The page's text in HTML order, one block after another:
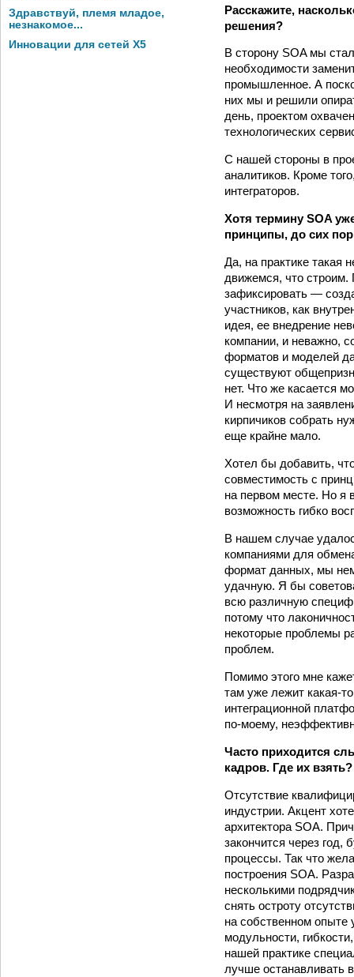
Здравствуй, племя младое,
незнакомое...
Инновации для сетей X5
Расскажите,
ре­шения?
В сторону SOA мы
необходимости
промышленное. А
них мы и решили
день, проектом
технологических
С нашей стороны в
аналитиков. Кроме
интеграторов.
Хотя термину SOA
принципы, до сих
Да, на практике такая
движемся, что строим.
зафиксировать —
участников, как
идея, ее внедрение
компании, и неважно,
форматов и моделей
существуют
нет. Что же касается
И несмотря на
кирпичиков собрать
еще крайне мало.
Хотел бы добавить,
совместимость с
на первом месте. Но я
возможность гибко
В нашем случае
компаниями для
формат данных, мы
удачную. Я бы
всю различную
потому что
некоторые проблемы
проблем.
Помимо этого мне
там уже лежит
интеграционной
по‑моему,
Часто приходится
кадров. Где их взять?
Отсутствие
индуст­рии. Акцент
архитектора SOA.
закончится через год,
процессы. Так что
построения SOA.
несколькими
снять остроту
на собственном опыте
модульности,
нашей практике
лучше останавливать